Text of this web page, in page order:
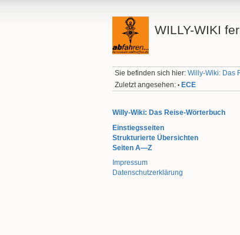
WILLY-WIKI
Sie befinden sich hier:Willy-Wiki: Das
Zuletzt angesehen: • ECE
Willy-Wiki: Das Reise-Wörterbuch
Einstiegsseiten
Strukturierte Übersichten
Seiten A—Z
Impressum
Datenschutzerklärung